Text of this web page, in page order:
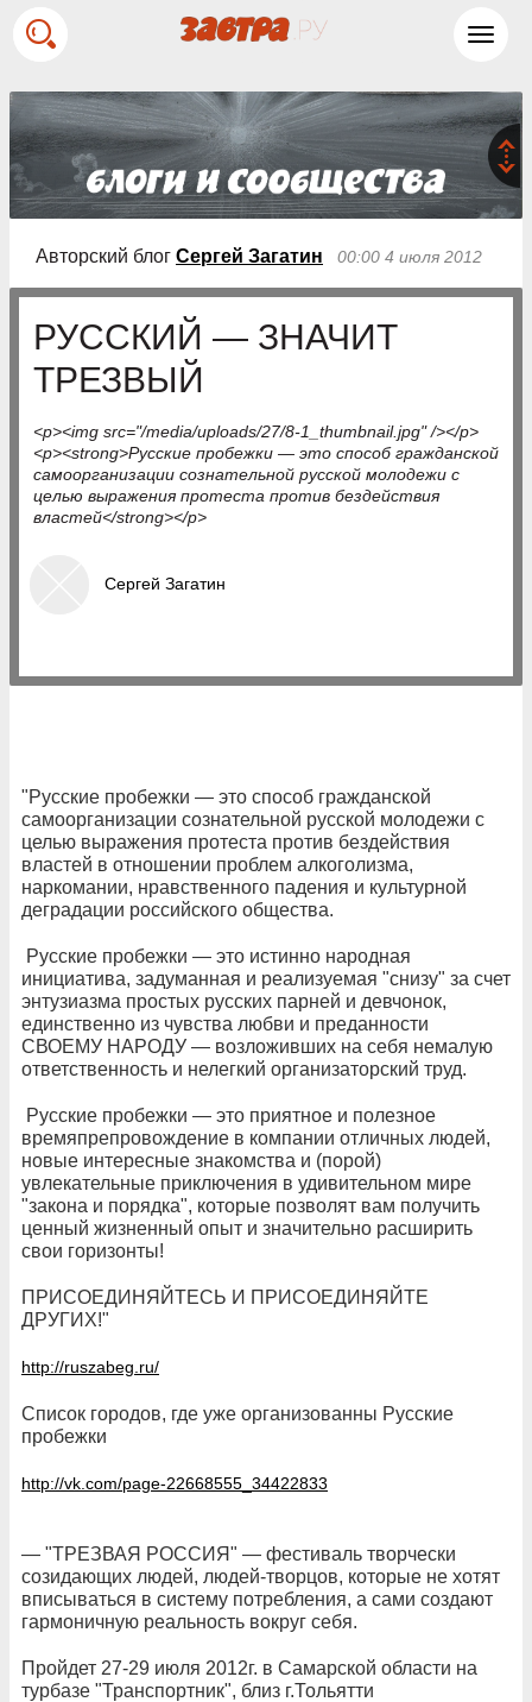
Авторский блог Cергей Загатин 00:00 4 июля 2012
РУССКИЙ — ЗНАЧИТ
ТРЕЗВЫЙ
<p><img src="/media/uploads/27/8-1_thumbnail.jpg" /></p>
<p><strong>Русские пробежки — это способ гражданской
самоорганизации сознательной русской молодежи с
целью выражения протеста против бездействия
властей</strong></p>
Cергей Загатин
"Русские пробежки — это способ гражданской
самоорганизации сознательной русской молодежи с
целью выражения протеста против бездействия
властей в отношении проблем алкоголизма,
наркомании, нравственного падения и культурной
деградации российского общества.
Русские пробежки — это истинно народная
инициатива, задуманная и реализуемая "снизу" за счет
энтузиазма простых русских парней и девчонок,
единственно из чувства любви и преданности
СВОЕМУ НАРОДУ — возложивших на себя немалую
ответственность и нелегкий организаторский труд.
Русские пробежки — это приятное и полезное
времяпрепровождение в компании отличных людей,
новые интересные знакомства и (порой)
увлекательные приключения в удивительном мире
"закона и порядка", которые позволят вам получить
ценный жизненный опыт и значительно расширить
свои горизонты!
ПРИСОЕДИНЯЙТЕСЬ И ПРИСОЕДИНЯЙТЕ
ДРУГИХ!"
http://ruszabeg.ru/
Список городов, где уже организованны Русские
пробежки
http://vk.com/page-22668555_34422833
— "ТРЕЗВАЯ РОССИЯ" — фестиваль творчески
созидающих людей, людей-творцов, которые не хотят
вписываться в систему потребления, а сами создают
гармоничную реальность вокруг себя.
Пройдет 27-29 июля 2012г. в Самарской области на
турбазе "Транспортник", близ г.Тольятти